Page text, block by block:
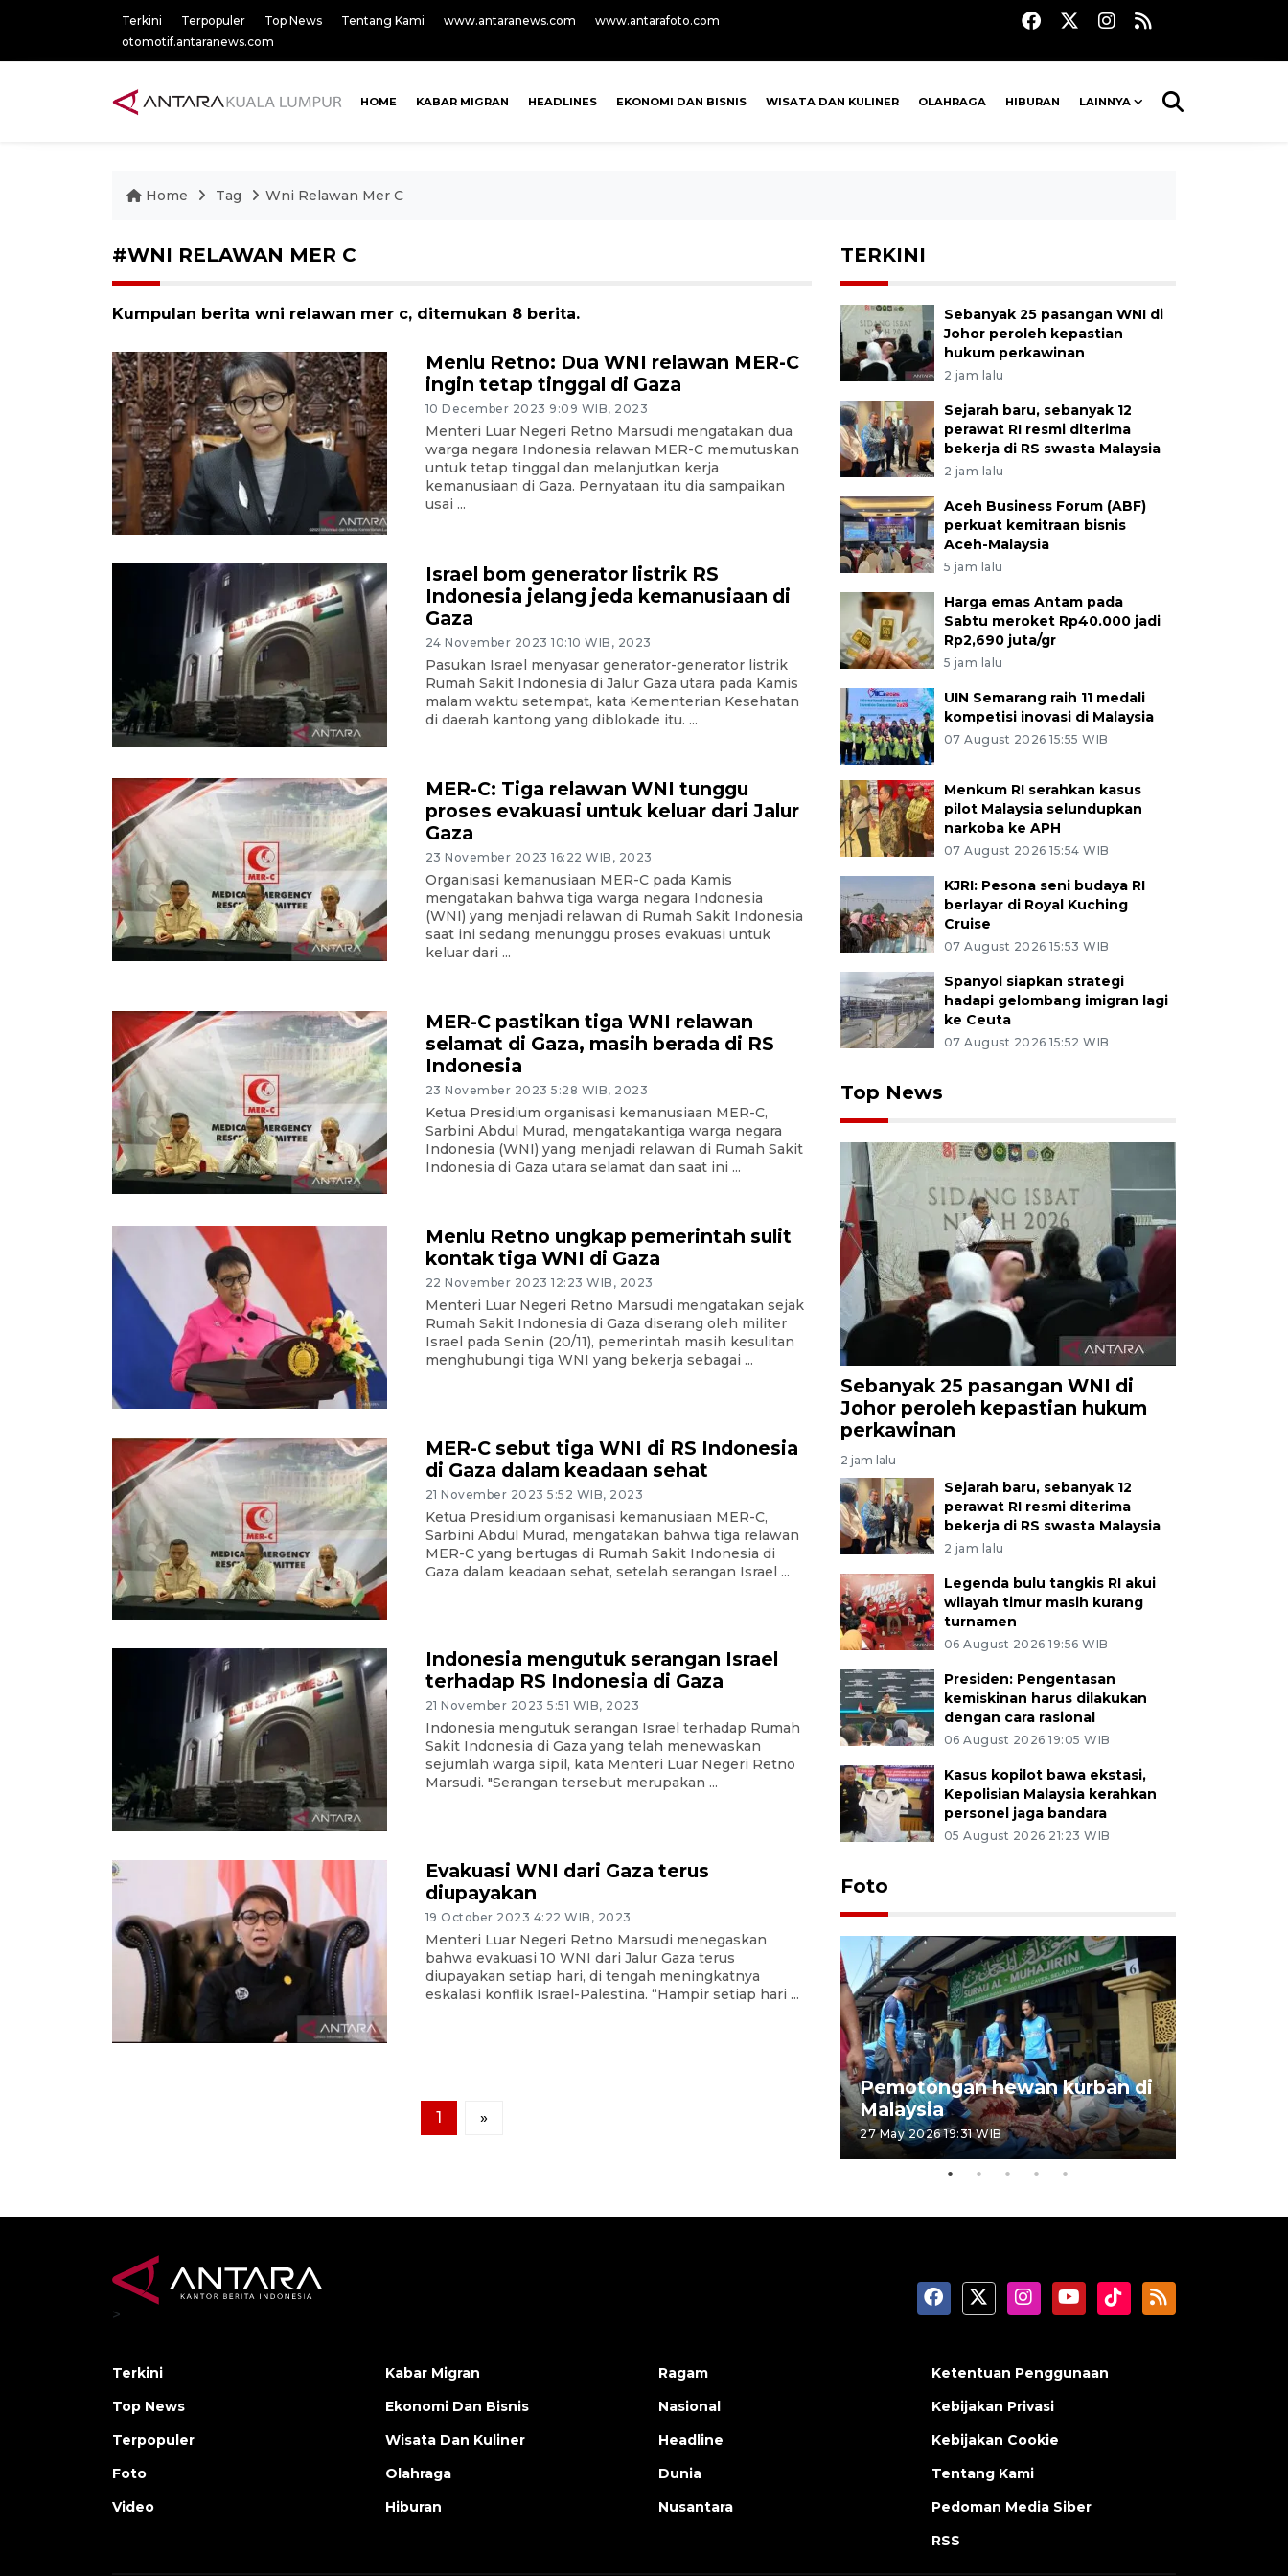
Terkini Terpopuler Top News Tentang Kami www.antaranews.com
www.antarafoto.com
otomotif.antaranews.com
HOME KABAR MIGRAN HEADLINES EKONOMI DAN BISNIS WISATA DAN KULINER OLAHRAGA HIBURAN LAINNYA
Home Tag Wni Relawan Mer C
#WNI RELAWAN MER C
Kumpulan berita wni relawan mer c, ditemukan 8 berita.
Menlu Retno: Dua WNI relawan MER-C
ingin tetap tinggal di Gaza
10 December 2023 9:09 WIB, 2023
Menteri Luar Negeri Retno Marsudi mengatakan dua
warga negara Indonesia relawan MER-C memutuskan
untuk tetap tinggal dan melanjutkan kerja
kemanusiaan di Gaza. Pernyataan itu dia sampaikan
usai ...
Israel bom generator listrik RS
Indonesia jelang jeda kemanusiaan di
Gaza
24 November 2023 10:10 WIB, 2023
Pasukan Israel menyasar generator-generator listrik
Rumah Sakit Indonesia di Jalur Gaza utara pada Kamis
malam waktu setempat, kata Kementerian Kesehatan
di daerah kantong yang diblokade itu. ...
MER-C: Tiga relawan WNI tunggu
proses evakuasi untuk keluar dari Jalur
Gaza
23 November 2023 16:22 WIB, 2023
Organisasi kemanusiaan MER-C pada Kamis
mengatakan bahwa tiga warga negara Indonesia
(WNI) yang menjadi relawan di Rumah Sakit Indonesia
saat ini sedang menunggu proses evakuasi untuk
keluar dari ...
MER-C pastikan tiga WNI relawan
selamat di Gaza, masih berada di RS
Indonesia
23 November 2023 5:28 WIB, 2023
Ketua Presidium organisasi kemanusiaan MER-C,
Sarbini Abdul Murad, mengatakantiga warga negara
Indonesia (WNI) yang menjadi relawan di Rumah Sakit
Indonesia di Gaza utara selamat dan saat ini ...
Menlu Retno ungkap pemerintah sulit
kontak tiga WNI di Gaza
22 November 2023 12:23 WIB, 2023
Menteri Luar Negeri Retno Marsudi mengatakan sejak
Rumah Sakit Indonesia di Gaza diserang oleh militer
Israel pada Senin (20/11), pemerintah masih kesulitan
menghubungi tiga WNI yang bekerja sebagai ...
MER-C sebut tiga WNI di RS Indonesia
di Gaza dalam keadaan sehat
21 November 2023 5:52 WIB, 2023
Ketua Presidium organisasi kemanusiaan MER-C,
Sarbini Abdul Murad, mengatakan bahwa tiga relawan
MER-C yang bertugas di Rumah Sakit Indonesia di
Gaza dalam keadaan sehat, setelah serangan Israel ...
Indonesia mengutuk serangan Israel
terhadap RS Indonesia di Gaza
21 November 2023 5:51 WIB, 2023
Indonesia mengutuk serangan Israel terhadap Rumah
Sakit Indonesia di Gaza yang telah menewaskan
sejumlah warga sipil, kata Menteri Luar Negeri Retno
Marsudi. "Serangan tersebut merupakan ...
Evakuasi WNI dari Gaza terus
diupayakan
19 October 2023 4:22 WIB, 2023
Menteri Luar Negeri Retno Marsudi menegaskan
bahwa evakuasi 10 WNI dari Jalur Gaza terus
diupayakan setiap hari, di tengah meningkatnya
eskalasi konflik Israel-Palestina. “Hampir setiap hari ...
1 »
TERKINI
Sebanyak 25 pasangan WNI di
Johor peroleh kepastian
hukum perkawinan
2 jam lalu
Sejarah baru, sebanyak 12
perawat RI resmi diterima
bekerja di RS swasta Malaysia
2 jam lalu
Aceh Business Forum (ABF)
perkuat kemitraan bisnis
Aceh-Malaysia
5 jam lalu
Harga emas Antam pada
Sabtu meroket Rp40.000 jadi
Rp2,690 juta/gr
5 jam lalu
UIN Semarang raih 11 medali
kompetisi inovasi di Malaysia
07 August 2026 15:55 WIB
Menkum RI serahkan kasus
pilot Malaysia selundupkan
narkoba ke APH
07 August 2026 15:54 WIB
KJRI: Pesona seni budaya RI
berlayar di Royal Kuching
Cruise
07 August 2026 15:53 WIB
Spanyol siapkan strategi
hadapi gelombang imigran lagi
ke Ceuta
07 August 2026 15:52 WIB
Top News
Sebanyak 25 pasangan WNI di
Johor peroleh kepastian hukum
perkawinan
2 jam lalu
Sejarah baru, sebanyak 12
perawat RI resmi diterima
bekerja di RS swasta Malaysia
2 jam lalu
Legenda bulu tangkis RI akui
wilayah timur masih kurang
turnamen
06 August 2026 19:56 WIB
Presiden: Pengentasan
kemiskinan harus dilakukan
dengan cara rasional
06 August 2026 19:05 WIB
Kasus kopilot bawa ekstasi,
Kepolisian Malaysia kerahkan
personel jaga bandara
05 August 2026 21:23 WIB
Foto
Pemotongan hewan kurban di
Malaysia
27 May 2026 19:31 WIB
>
Terkini
Top News
Terpopuler
Foto
Video
Kabar Migran
Ekonomi Dan Bisnis
Wisata Dan Kuliner
Olahraga
Hiburan
Ragam
Nasional
Headline
Dunia
Nusantara
Ketentuan Penggunaan
Kebijakan Privasi
Kebijakan Cookie
Tentang Kami
Pedoman Media Siber
RSS